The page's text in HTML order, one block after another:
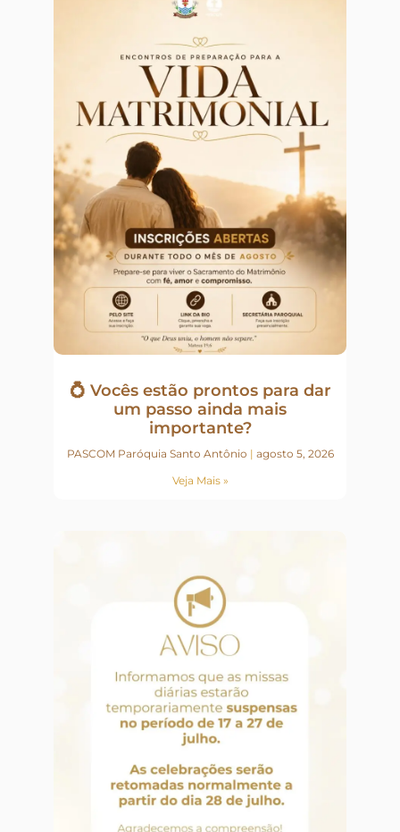
💍 Vocês estão prontos para dar
um passo ainda mais
importante?
PASCOM Paróquia Santo Antônio
agosto 5, 2026
Veja Mais »